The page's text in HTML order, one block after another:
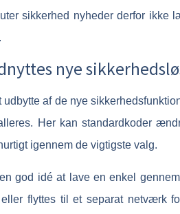
sikkerhed nyheder derfor ikke
nye
udbytte af de nye
Her kan standardkoder
igennem de vigtigste valg.
god idé at lave en enkel
flyttes til et separat netværk